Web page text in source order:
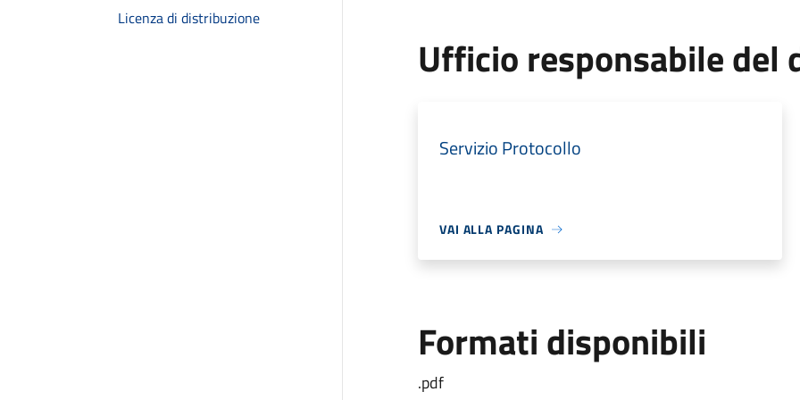
Licenza di distribuzione
Ufficio responsabile del
Servizio Protocollo
VAI ALLA PAGINA
Formati disponibili
.pdf